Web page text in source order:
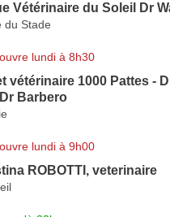
Vétérinaire du Soleil Dr
du Stade
lundi à 8h30
vétérinaire 1000 Pattes -
Barbero
lundi à 9h00
ROBOTTI, veterinaire